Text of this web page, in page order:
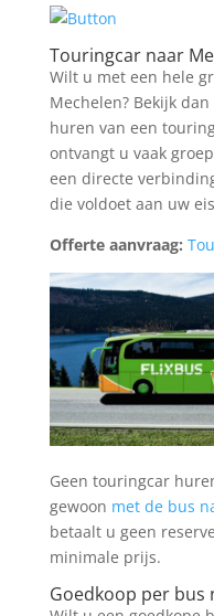
Touringcar naar
Wilt u met een hele
Mechelen? Bekijk
huren van een
ontvangt u vaak
een directe
die voldoet aan uw
Offerte aanvraag:
Geen touringcar
gewoon met de bus
betaalt u geen
minimale prijs.
Goedkoop per bus